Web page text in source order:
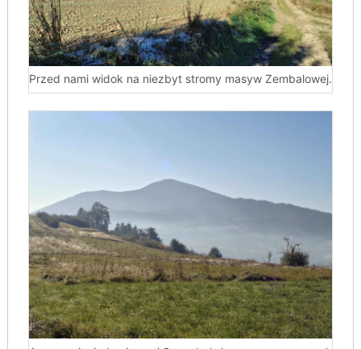
Przed nami widok na niezbyt stromy masyw Zembalowej.